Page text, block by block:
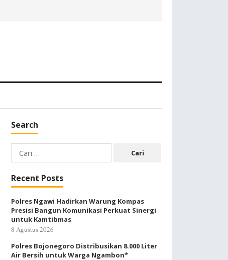
Search
Cari
untuk:
Recent Posts
Polres Ngawi Hadirkan Warung Kompas
Presisi Bangun Komunikasi Perkuat Sinergi
untuk Kamtibmas
8 Agustus 2026
Polres Bojonegoro Distribusikan 8.000 Liter
Air Bersih untuk Warga Ngambon*